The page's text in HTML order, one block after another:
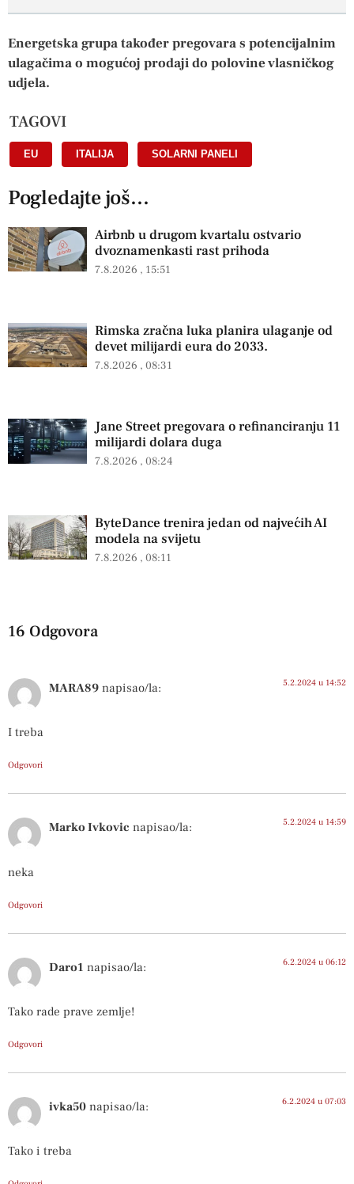
Energetska grupa također pregovara s potencijalnim
ulagačima o mogućoj prodaji do polovine vlasničkog
udjela.
TAGOVI
EU ITALIJA SOLARNI PANELI
Pogledajte još...
Airbnb u drugom kvartalu ostvario
dvoznamenkasti rast prihoda
7.8.2026 15:51
Rimska zračna luka planira ulaganje od
devet milijardi eura do 2033.
7.8.2026 08:31
Jane Street pregovara o refinanciranju 11
milijardi dolara duga
7.8.2026 08:24
ByteDance trenira jedan od najvećih AI
modela na svijetu
7.8.2026 08:11
16 Odgovora
MARA89 napisao/la: 5.2.2024 u 14:52
I treba
Odgovori
Marko Ivkovic napisao/la: 5.2.2024 u 14:59
neka
Odgovori
Daro1 napisao/la: 6.2.2024 u 06:12
Tako rade prave zemlje!
Odgovori
ivka50 napisao/la: 6.2.2024 u 07:03
Tako i treba